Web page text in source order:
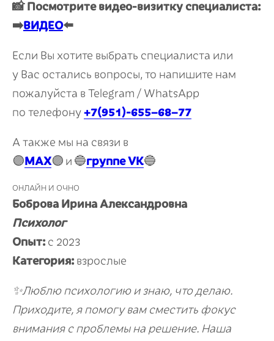
📸 Посмотрите видео-визитку специалиста:
➡️ВИДЕО⬅️
Если Вы хотите выбрать специалиста или
у Вас остались вопросы, то напишите нам
пожалуйста в Telegram / WhatsApp
по телефону +7(951)-655−68−77
А также мы на связи в
🟣 MAX🟣 и 🔵группе VK🔵
ОНЛАЙН И ОЧНО
Боброва Ирина Александровна
Психолог
Опыт: с 2023
Категория: взрослые
✨Люблю психологию и знаю, что делаю.
Приходите, я помогу вам сместить фокус
внимания с проблемы на решение. Наша